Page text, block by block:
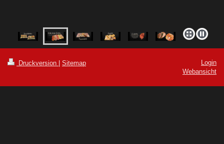
Druckversion Sitemap
Login
Webansicht